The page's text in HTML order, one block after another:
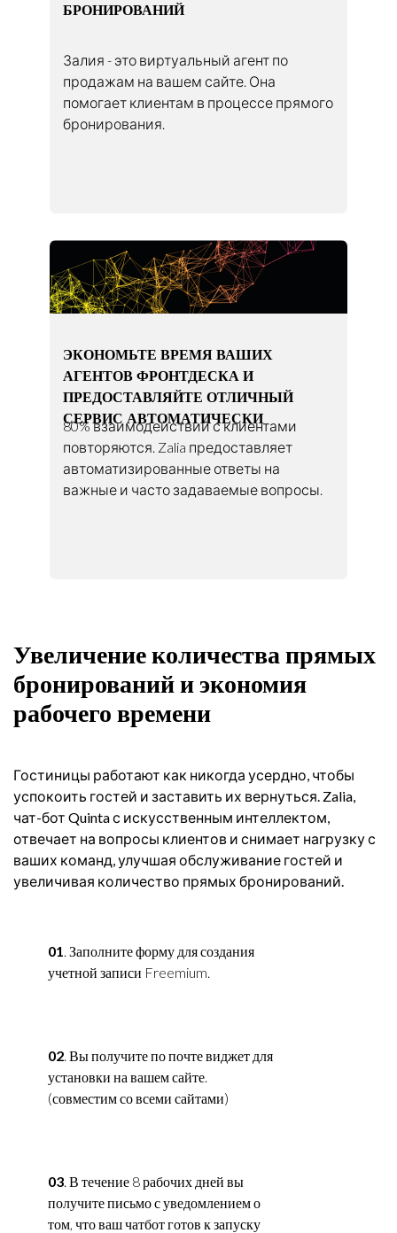
БРОНИРОВАНИЙ
Залия - это виртуальный агент по
продажам на вашем сайте. Она
помогает клиентам в процессе прямого
бронирования.
ЭКОНОМЬТЕ ВРЕМЯ ВАШИХ
АГЕНТОВ ФРОНТДЕСКА И
ПРЕДОСТАВЛЯЙТЕ ОТЛИЧНЫЙ
СЕРВИС АВТОМАТИЧЕСКИ
80% взаимодействий с клиентами
повторяются. Zalia предоставляет
автоматизированные ответы на
важные и часто задаваемые вопросы.
Увеличение количества прямых
бронирований и экономия
рабочего времени
Гостиницы работают как никогда усердно, чтобы
успокоить гостей и заставить их вернуться. Zalia,
чат-бот Quinta с искусственным интеллектом,
отвечает на вопросы клиентов и снимает нагрузку с
ваших команд, улучшая обслуживание гостей и
увеличивая количество прямых бронирований.
01. Заполните форму для создания
учетной записи Freemium.
02. Вы получите по почте виджет для
установки на вашем сайте.
(совместим со всеми сайтами)
03. В течение 8 рабочих дней вы
получите письмо с уведомлением о
том, что ваш чатбот готов к запуску